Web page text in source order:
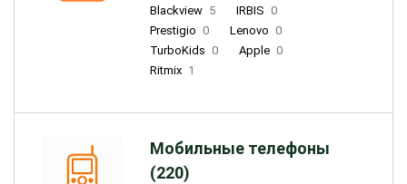
Blackview 5 IRBIS 0
Prestigio 0 Lenovo 0
TurboKids 0 Apple 0
Ritmix 1
Мобильные телефоны
(220)